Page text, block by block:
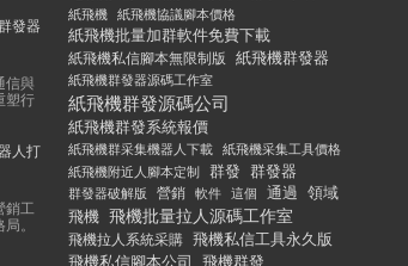
發器
信與
塑行
人打
銷工
。
紙飛機
紙飛機協議腳本價格
紙飛機批量加群軟件免費下載
紙飛機私信腳本無限制版 紙飛機群發器
紙飛機群發器源碼工作室
紙飛機群發源碼公司
紙飛機群發系統報價
紙飛機群采集機器人下載 紙飛機采集工具價格
紙飛機附近人腳本定制
群發 群發器
群發器破解版 營銷 軟件 這個 通過 領域
飛機 飛機批量拉人源碼工作室
飛機拉人系統采購 飛機私信工具永久版
飛機私信腳本公司
飛機群發